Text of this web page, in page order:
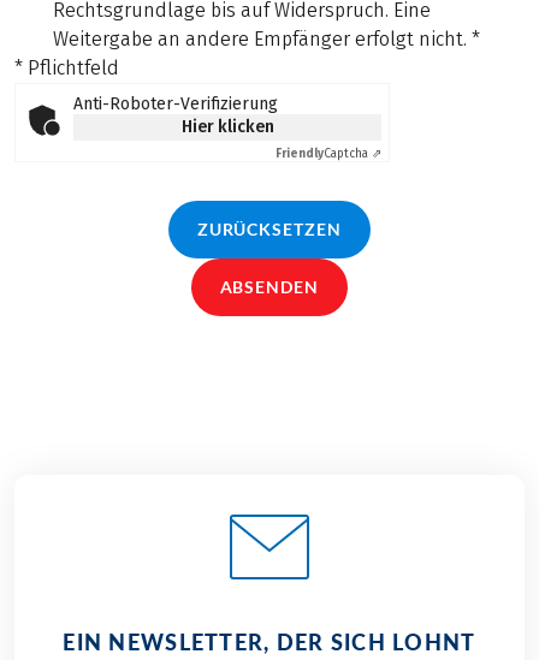
Rechtsgrundlage bis auf Widerspruch. Eine
Weitergabe an andere Empfänger erfolgt nicht. *
* Pflichtfeld
Anti-Roboter-Verifizierung
Hier klicken
FriendlyCaptcha ⇗
ZURÜCKSETZEN
ABSENDEN
EIN NEWSLETTER, DER SICH LOHNT